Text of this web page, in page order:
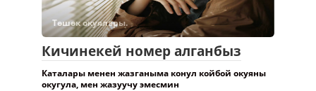
Төшөк окуялары.
Кичинекей номер алганбыз
Каталары менен жазганыма конул койбой окуяны
окугула, мен жазуучу эмесмин